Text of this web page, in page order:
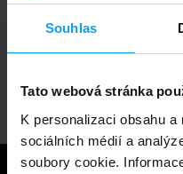
Souhlas
Tato webová stránka
K personalizaci obsahu
sociálních médií a
soubory cookie.
Odborné